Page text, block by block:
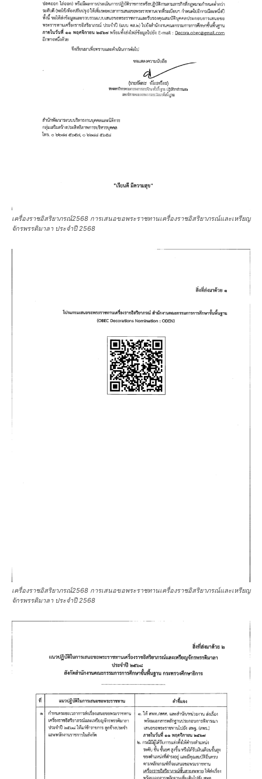
เครื่องราชอิสริยาภรณ์2568 การเสนอขอพระราชทานเครื่องราชอิสริยาภรณ์และเหรียญ
จักรพรรดิมาลา ประจำปี 2568
เครื่องราชอิสริยาภรณ์2568 การเสนอขอพระราชทานเครื่องราชอิสริยาภรณ์และเหรียญ
จักรพรรดิมาลา ประจำปี 2568